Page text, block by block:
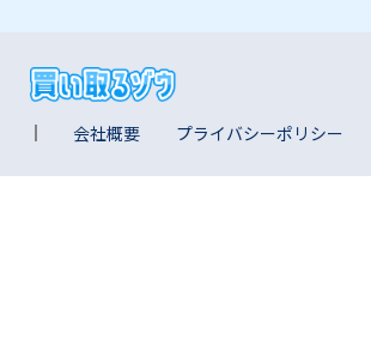
会社概要 プライバシーポリシー